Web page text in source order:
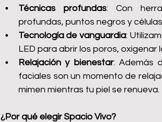
Técnicas profundas: Con
profundas, puntos negros y
Tecnología de vanguardia:
LED para abrir los poros,
Relajación y bienestar: Además
faciales son un momento de
mimen mientras tu piel se renueva.
¿Por qué elegir Spacio Vivo?